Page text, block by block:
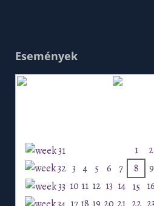
Események
1
2
3 4 5 6 7 8
9
10 11 12 13 14 15 16